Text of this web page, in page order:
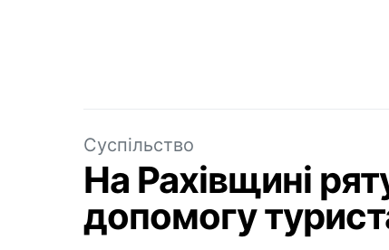
Суспільство
На Рахівщині
допомогу